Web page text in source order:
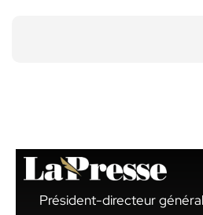
Président-directeur